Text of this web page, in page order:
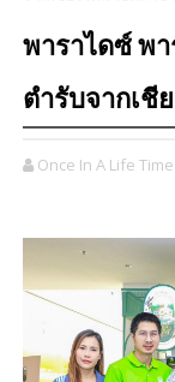
พาราไดซ์ พา
ตำรับจากเชี
Once In A Life Time